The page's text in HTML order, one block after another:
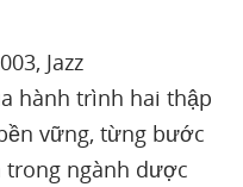
Jazz
hành trình hai thập
vững, từng bước
trong ngành dược